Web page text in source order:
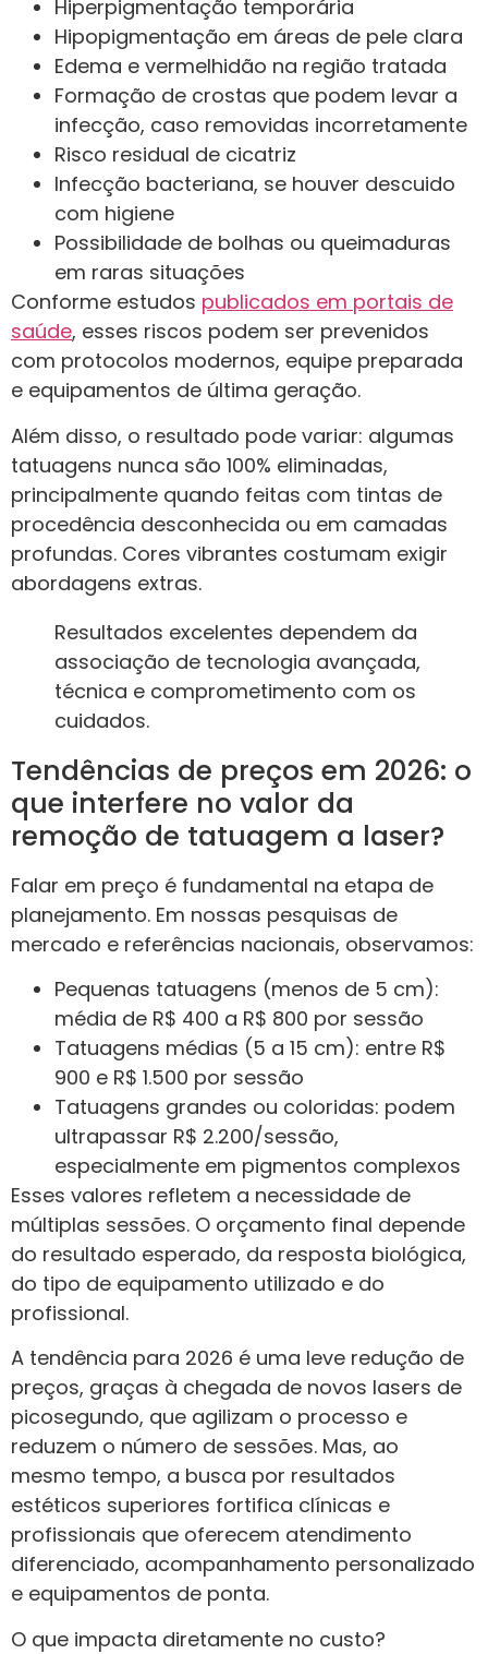
Hiperpigmentação temporária
Hipopigmentação em áreas de pele clara
Edema e vermelhidão na região tratada
Formação de crostas que podem levar a
infecção, caso removidas incorretamente
Risco residual de cicatriz
Infecção bacteriana, se houver descuido
com higiene
Possibilidade de bolhas ou queimaduras
em raras situações
Conforme estudos publicados em portais de
saúde, esses riscos podem ser prevenidos
com protocolos modernos, equipe preparada
e equipamentos de última geração.
Além disso, o resultado pode variar: algumas
tatuagens nunca são 100% eliminadas,
principalmente quando feitas com tintas de
procedência desconhecida ou em camadas
profundas. Cores vibrantes costumam exigir
abordagens extras.
Resultados excelentes dependem da
associação de tecnologia avançada,
técnica e comprometimento com os
cuidados.
Tendências de preços em 2026: o
que interfere no valor da
remoção de tatuagem a laser?
Falar em preço é fundamental na etapa de
planejamento. Em nossas pesquisas de
mercado e referências nacionais, observamos:
Pequenas tatuagens (menos de 5 cm):
média de R$ 400 a R$ 800 por sessão
Tatuagens médias (5 a 15 cm): entre R$
900 e R$ 1.500 por sessão
Tatuagens grandes ou coloridas: podem
ultrapassar R$ 2.200/sessão,
especialmente em pigmentos complexos
Esses valores refletem a necessidade de
múltiplas sessões. O orçamento final depende
do resultado esperado, da resposta biológica,
do tipo de equipamento utilizado e do
profissional.
A tendência para 2026 é uma leve redução de
preços, graças à chegada de novos lasers de
picosegundo, que agilizam o processo e
reduzem o número de sessões. Mas, ao
mesmo tempo, a busca por resultados
estéticos superiores fortifica clínicas e
profissionais que oferecem atendimento
diferenciado, acompanhamento personalizado
e equipamentos de ponta.
O que impacta diretamente no custo?